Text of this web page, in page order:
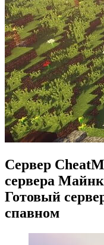
Сервер
сервера
Готовый
спавном